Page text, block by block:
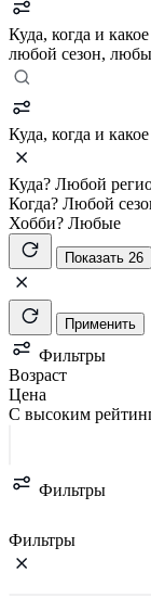
Куда, когда и
любой сезон,
Куда, когда и
Куда? Любой
Когда? Любой
Хобби? Любые
Показать 26
Применить
Фильтры
Возраст
Цена
С высоким
Фильтры
Фильтры